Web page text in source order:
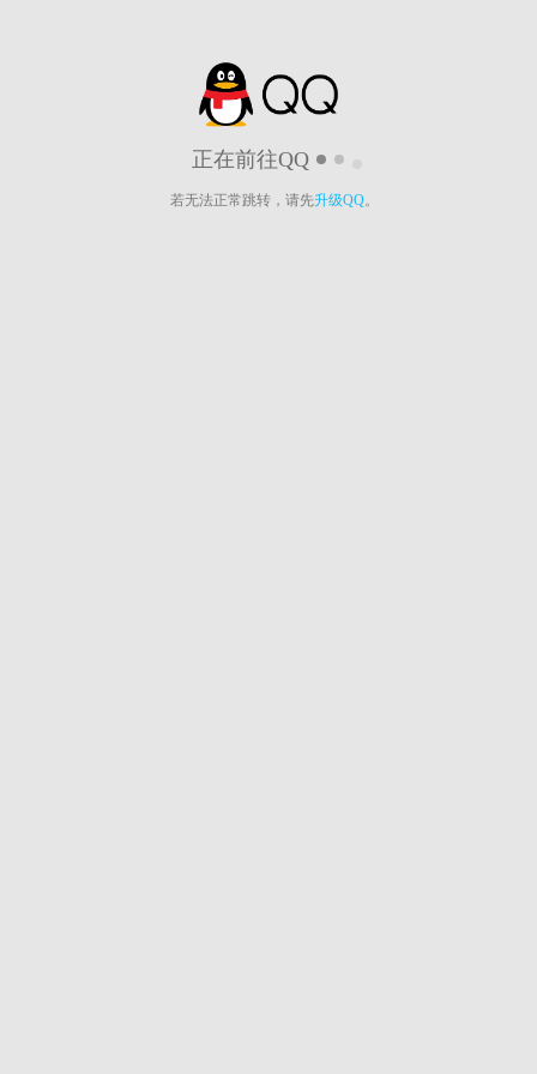
正在前往QQ
若无法正常跳转，请先升级QQ。